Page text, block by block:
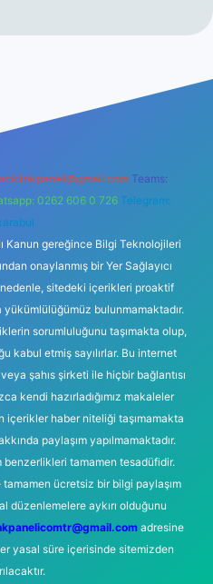
Teams:
0262 606 0 726 Telegram:
Kanun gereğince Bilgi Teknolojileri
onaylanmış bir Yer Sağlayıcı
sitedeki içerikleri proaktif
bulunmamaktadır.
sorumluluğunu taşımakta olup,
kabul etmiş sayılırlar. Bu internet
şahıs şirketi ile hiçbir bağlantısı
kendi hazırladığımız makaleler
içerikler haber niteliği taşımamakta
paylaşım yapılmamaktadır.
tamamen tesadüfidir.
ücretsiz bir bilgi paylaşım
düzenlemelere aykırı olduğunu
adresine
yasal süre içerisinde sitemizden